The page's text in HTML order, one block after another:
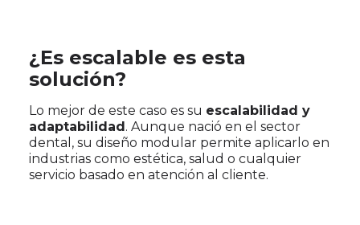
¿Es escalable es esta
solución?
Lo mejor de este caso es su escalabilidad y
adaptabilidad . Aunque nació en el sector
dental, su diseño modular permite aplicarlo en
industrias como estética, salud o cualquier
servicio basado en atención al cliente.